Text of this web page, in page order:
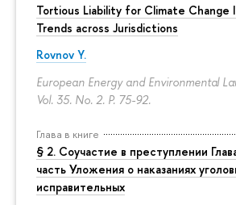
Tortious Liability for Climate Change
Trends across Jurisdictions
Rovnov Y.
European Energy and Environmental
Vol. 35. No. 2. P. 75-92.
Глава в книге
§ 2. Соучастие в преступлении
часть Уложения о наказаниях
исправительных